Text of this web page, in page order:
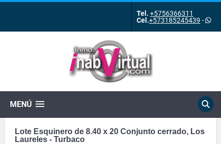
Tel. +5756366311
Cel.+573185245439 -
MENÚ
Lote Esquinero de 8.40 x 20 Conjunto cerrado, Los
Laureles - Turbaco